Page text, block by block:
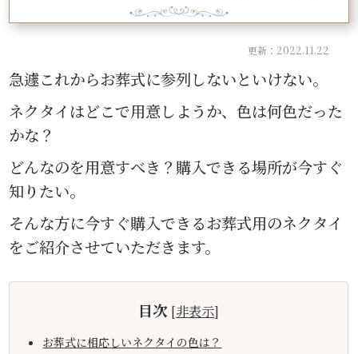
更新：2022.11.22
急遽これからお葬式に参列しないといけない。
ネクタイはどこで用意しようか、色は何色だった
かな？
どんなのを用意すべき？購入できる場所が今すぐ
知りたい。
そんな方に今すぐ購入できるお葬式用のネクタイ
をご紹介させていただきます。
目次 [非表示]
お葬式に相応しいネクタイの色は？